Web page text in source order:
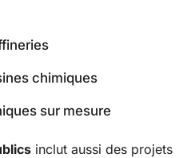
chimiques
sur mesure
inclut aussi des projets